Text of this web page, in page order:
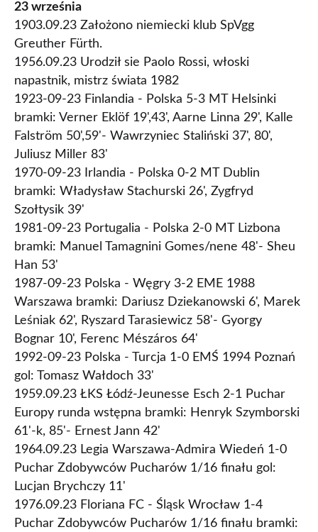
23 września
1903.09.23 Założono niemiecki klub SpVgg
Greuther Fürth.
1956.09.23 Urodził sie Paolo Rossi, włoski
napastnik, mistrz świata 1982
1923-09-23 Finlandia - Polska 5-3 MT Helsinki
bramki: Verner Eklöf 19',43', Aarne Linna 29', Kalle
Falström 50',59'- Wawrzyniec Staliński 37', 80',
Juliusz Miller 83'
1970-09-23 Irlandia - Polska 0-2 MT Dublin
bramki: Władysław Stachurski 26', Zygfryd
Szołtysik 39'
1981-09-23 Portugalia - Polska 2-0 MT Lizbona
bramki: Manuel Tamagnini Gomes/nene 48'- Sheu
Han 53'
1987-09-23 Polska - Węgry 3-2 EME 1988
Warszawa bramki: Dariusz Dziekanowski 6', Marek
Leśniak 62', Ryszard Tarasiewicz 58'- Gyorgy
Bognar 10', Ferenc Mészáros 64'
1992-09-23 Polska - Turcja 1-0 EMŚ 1994 Poznań
gol: Tomasz Wałdoch 33'
1959.09.23 ŁKS Łódź-Jeunesse Esch 2-1 Puchar
Europy runda wstępna bramki: Henryk Szymborski
61'-k, 85'- Ernest Jann 42'
1964.09.23 Legia Warszawa-Admira Wiedeń 1-0
Puchar Zdobywców Pucharów 1/16 finału gol:
Lucjan Brychczy 11'
1976.09.23 Floriana FC - Śląsk Wrocław 1-4
Puchar Zdobywców Pucharów 1/16 finału bramki: